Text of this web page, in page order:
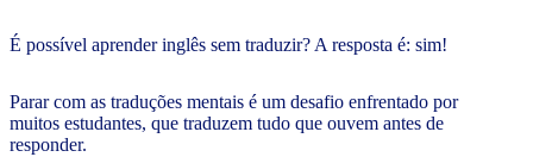
É possível aprender inglês sem traduzir? A resposta é: sim!
Parar com as traduções mentais é um desafio enfrentado por
muitos estudantes, que traduzem tudo que ouvem antes de
responder.